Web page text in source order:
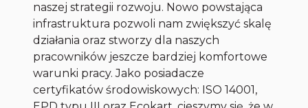
naszej strategii rozwoju. Nowo powstająca
infrastruktura pozwoli nam zwiększyć skalę
działania oraz stworzy dla naszych
pracowników jeszcze bardziej komfortowe
warunki pracy. Jako posiadacze
certyfikatów środowiskowych: ISO 14001,